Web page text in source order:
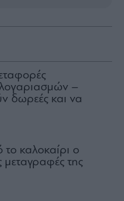
–
δωρεές και να
καλοκαίρι ο
μεταγραφές της